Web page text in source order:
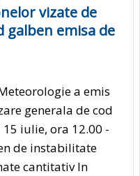
vizate de
galben emisa de
a emis
generala de cod
iulie, ora 12.00 -
de instabilitate
cantitativ In